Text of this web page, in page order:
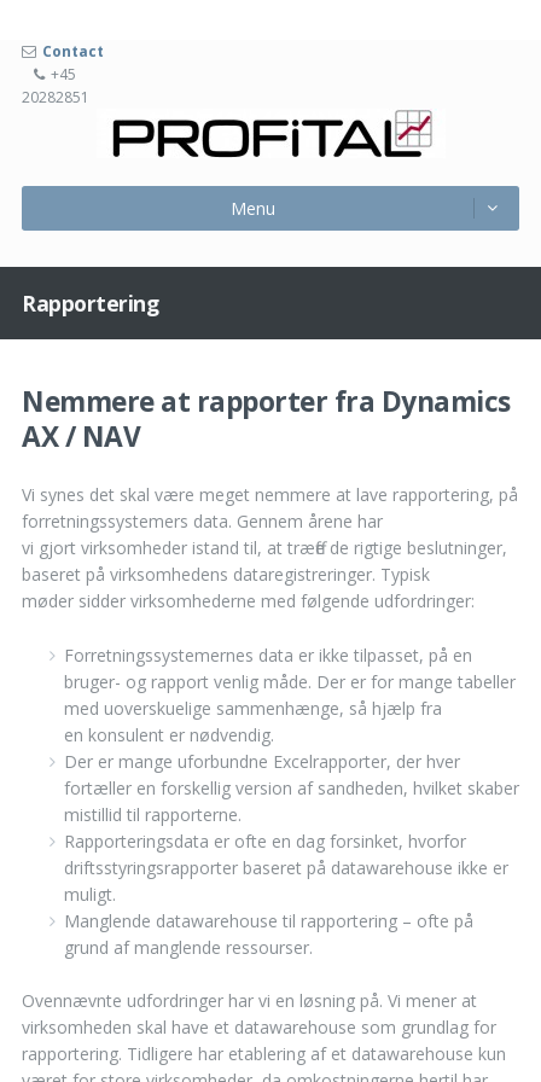
Contact
+45
20282851
to
Menu
Rapportering
Nemmere at rapporter fra Dynamics
AX / NAV
Vi synes det skal være meget nemmere at lave rapportering, på
forretningssystemers data. Gennem årene har
vi gjort virksomheder istand til, at træffe de rigtige beslutninger,
baseret på virksomhedens dataregistreringer. Typisk
møder sidder virksomhederne med følgende udfordringer:
Forretningssystemernes data er ikke tilpasset, på en
bruger- og rapport venlig måde. Der er for mange tabeller
med uoverskuelige sammenhænge, så hjælp fra
en konsulent er nødvendig.
Der er mange uforbundne Excelrapporter, der hver
fortæller en forskellig version af sandheden, hvilket skaber
mistillid til rapporterne.
Rapporteringsdata er ofte en dag forsinket, hvorfor
driftsstyringsrapporter baseret på datawarehouse ikke er
muligt.
Manglende datawarehouse til rapportering – ofte på
grund af manglende ressourser.
Ovennævnte udfordringer har vi en løsning på. Vi mener at
virksomheden skal have et datawarehouse som grundlag for
rapportering. Tidligere har etablering af et datawarehouse kun